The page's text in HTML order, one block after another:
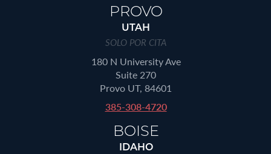
PROVO
UTAH
SOLO POR CITA
180 N University Ave
Suite 270
Provo UT, 84601
385-308-4720
BOISE
IDAHO